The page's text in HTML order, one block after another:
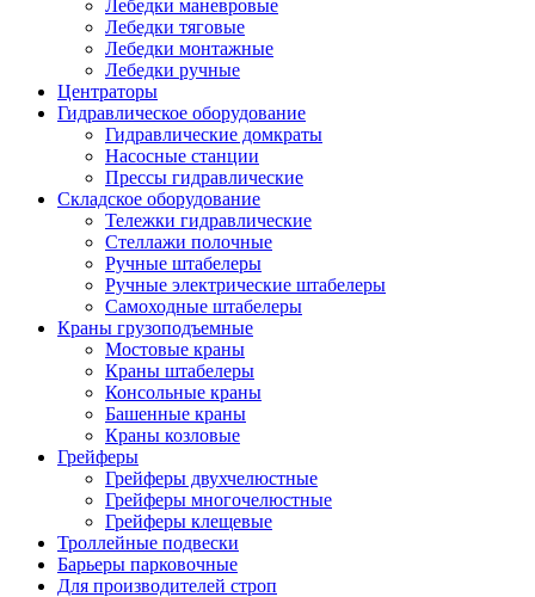
Лебедки маневровые
Лебедки тяговые
Лебедки монтажные
Лебедки ручные
Центраторы
Гидравлическое оборудование
Гидравлические домкраты
Насосные станции
Прессы гидравлические
Складское оборудование
Тележки гидравлические
Cтеллажи полочные
Ручные штабелеры
Ручные электрические штабелеры
Самоходные штабелеры
Краны грузоподъемные
Мостовые краны
Краны штабелеры
Консольные краны
Башенные краны
Краны козловые
Грейферы
Грейферы двухчелюстные
Грейферы многочелюстные
Грейферы клещевые
Троллейные подвески
Барьеры парковочные
Для производителей строп